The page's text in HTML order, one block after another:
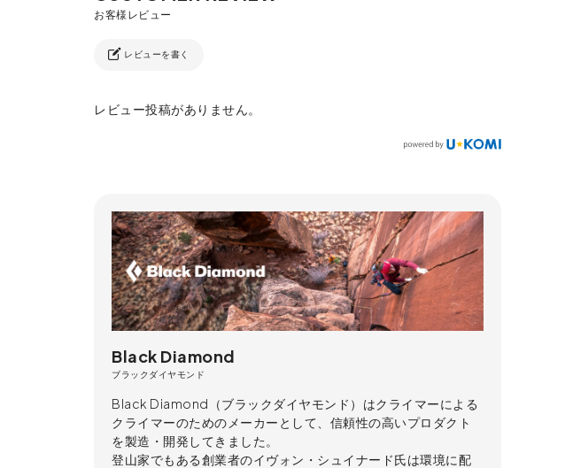
レビューを書く
レビュー投稿がありません。
Black Diamond
ブラックダイヤモンド
Black Diamond（ブラックダイヤモンド）はクライマーによる
クライマーのためのメーカーとして、信頼性の高いプロダクト
を製造・開発してきました。
登山家でもある創業者のイヴォン・シュイナード氏は環境に配